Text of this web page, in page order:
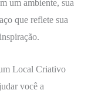
um ambiente, sua
que reflete sua
Local Criativo
você a